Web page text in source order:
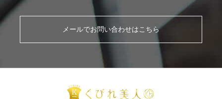
メールでお問い合わせはこちら